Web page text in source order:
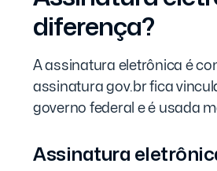
diferença?
A assinatura eletrônica é
assinatura gov.br fica
governo federal e é usada
Assinatura